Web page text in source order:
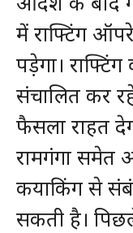
में राफ्टिंग
पड़ेगा।
संचालित कर
फैसला राहत
रामगंगा समेत
कयाकिंग से
सकती है।